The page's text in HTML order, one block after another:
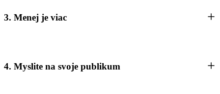
3. Menej je viac
4. Myslite na svoje publikum